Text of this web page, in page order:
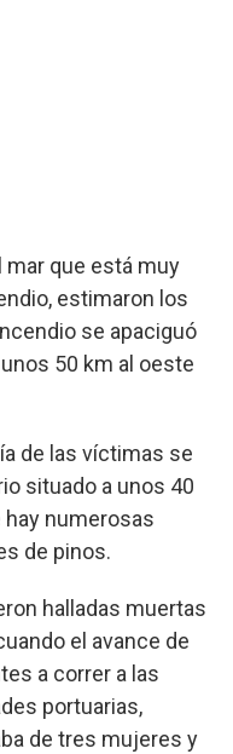
mar que está muy
estimaron los
se apaciguó
50 km al oeste
de las víctimas se
situado a unos 40
hay numerosas
de pinos.
halladas muertas
el avance de
a correr a las
portuarias,
de tres mujeres y